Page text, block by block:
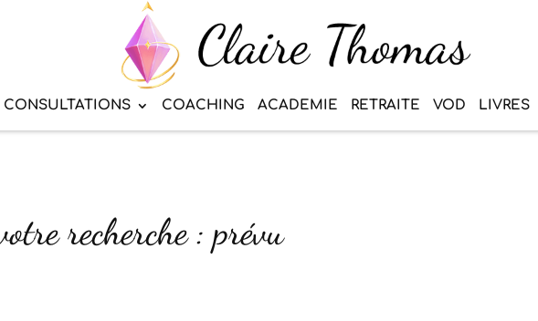
CONSULTATIONS COACHING ACADEMIE RETRAITE VOD LIVRES
recherche : prévu